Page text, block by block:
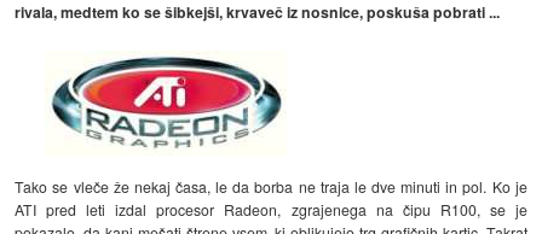
rivala, medtem ko se šibkejši, krvaveč iz nosnice, poskuša pobrati ...
Tako se vleče že nekaj časa, le da borba ne traja le dve minuti in pol. Ko je
ATI pred leti izdal procesor Radeon, zgrajenega na čipu R100, se je